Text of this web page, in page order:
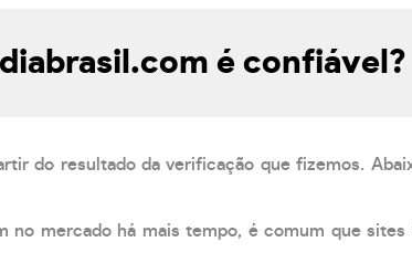
é confiável?
do resultado da verificação que fizemos.
no mercado há mais tempo, é comum que sites